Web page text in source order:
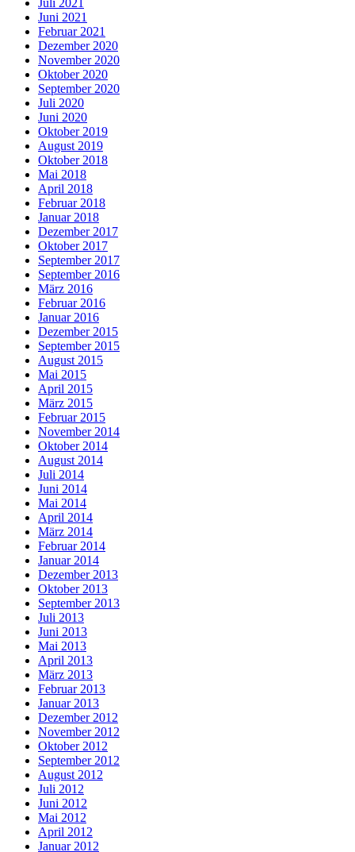
Juli 2021
Juni 2021
Februar 2021
Dezember 2020
November 2020
Oktober 2020
September 2020
Juli 2020
Juni 2020
Oktober 2019
August 2019
Oktober 2018
Mai 2018
April 2018
Februar 2018
Januar 2018
Dezember 2017
Oktober 2017
September 2017
September 2016
März 2016
Februar 2016
Januar 2016
Dezember 2015
September 2015
August 2015
Mai 2015
April 2015
März 2015
Februar 2015
November 2014
Oktober 2014
August 2014
Juli 2014
Juni 2014
Mai 2014
April 2014
März 2014
Februar 2014
Januar 2014
Dezember 2013
Oktober 2013
September 2013
Juli 2013
Juni 2013
Mai 2013
April 2013
März 2013
Februar 2013
Januar 2013
Dezember 2012
November 2012
Oktober 2012
September 2012
August 2012
Juli 2012
Juni 2012
Mai 2012
April 2012
Januar 2012